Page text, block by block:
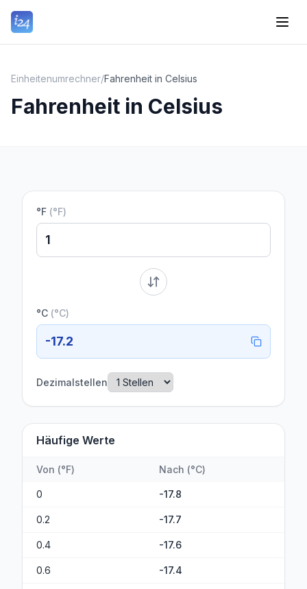
Einheitenumrechner/Fahrenheit in Celsius
Fahrenheit in Celsius
°F (°F)
°C (°C)
-17.2
Dezimalstellen
Häufige Werte
Von (°F) Nach (°C)
0 -17.8
0.2 -17.7
0.4 -17.6
0.6 -17.4